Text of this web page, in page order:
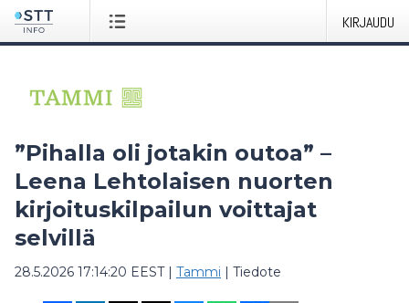
KIRJAUDU
”Pihalla oli jotakin outoa” –
Leena Lehtolaisen nuorten
kirjoituskilpailun voittajat
selvillä
28.5.2026 17:14:20 EEST| Tammi | Tiedote